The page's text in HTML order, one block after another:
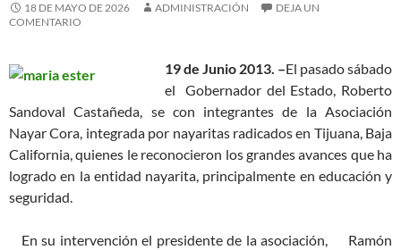
18 DE MAYO DE 2026 ADMINISTRACIÓN
DEJA UN
COMENTARIO
19 de Junio 2013. –El pasado sábado
el Gobernador del Estado, Roberto
Sandoval Castañeda, se con integrantes de la Asociación
Nayar Cora, integrada por nayaritas radicados en Tijuana, Baja
California, quienes le reconocieron los grandes avances que ha
logrado en la entidad nayarita, principalmente en educación y
seguridad.
En su intervención el presidente de la asociación, Ramón